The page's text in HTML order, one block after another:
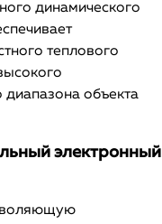
динамического
теплового
диапазона объекта
электронный